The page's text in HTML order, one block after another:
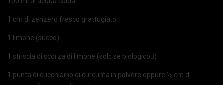
1 cm di zenzero fresco grattugiato
1 limone (succo)
1 striscia di scorza di limone (solo se biologico)
1 punta di cucchiaino di curcuma in polvere oppure ½ cm di